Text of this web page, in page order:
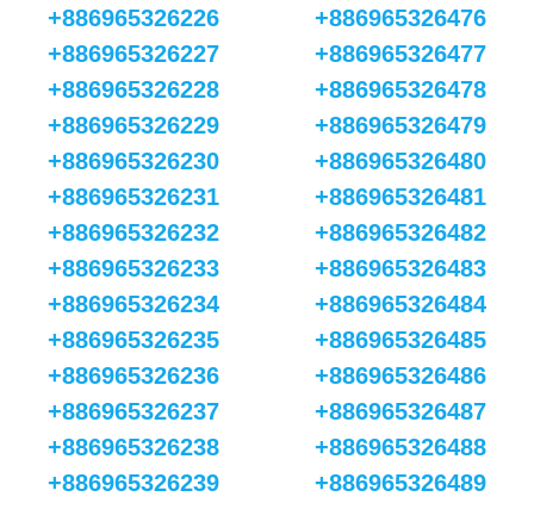
+886965326226
+886965326227
+886965326228
+886965326229
+886965326230
+886965326231
+886965326232
+886965326233
+886965326234
+886965326235
+886965326236
+886965326237
+886965326238
+886965326239
+886965326476
+886965326477
+886965326478
+886965326479
+886965326480
+886965326481
+886965326482
+886965326483
+886965326484
+886965326485
+886965326486
+886965326487
+886965326488
+886965326489